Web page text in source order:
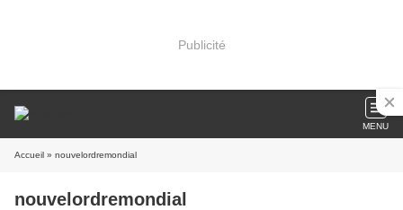
Publicité
MENU
Accueil » nouvelordremondial
nouvelordremondial